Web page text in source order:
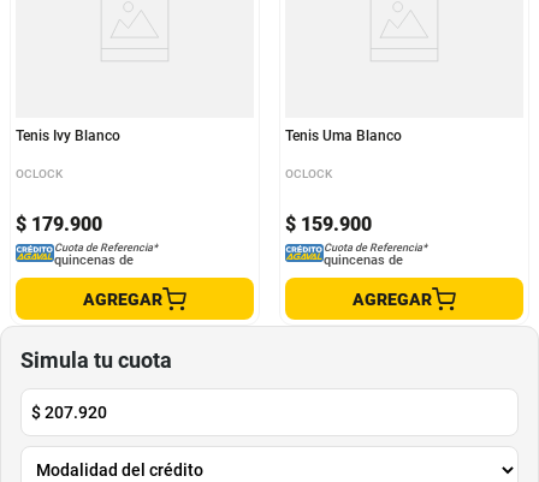
Tenis Ivy Blanco
OCLOCK
$ 179.900
Cuota de Referencia*
quincenas de
AGREGAR
Tenis Uma Blanco
OCLOCK
$ 159.900
Cuota de Referencia*
quincenas de
AGREGAR
Simula tu cuota
$207.920